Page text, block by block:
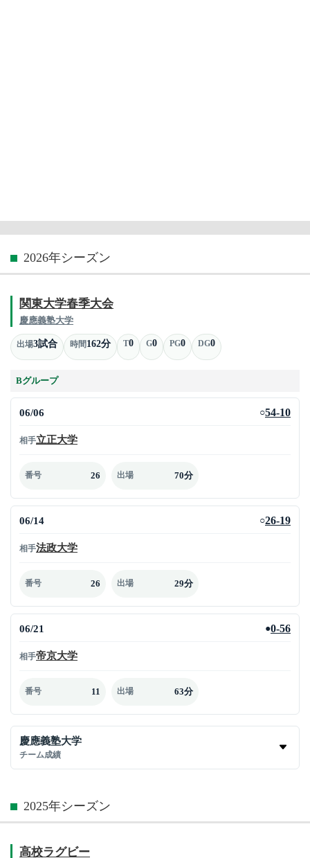
2026年シーズン
関東大学春季大会
慶應義塾大学
出場3試合 時間162分 T0 G0 PG0 DG0
Bグループ
06/06 ○54-10
相手立正大学
番号 26 出場 70分
06/14 ○26-19
相手法政大学
番号 26 出場 29分
06/21 ●0-56
相手帝京大学
番号 11 出場 63分
慶應義塾大学
チーム成績
2025年シーズン
高校ラグビー